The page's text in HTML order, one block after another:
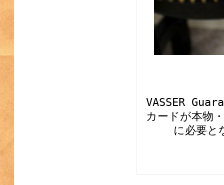
VASSER
カードが本物
に必要と